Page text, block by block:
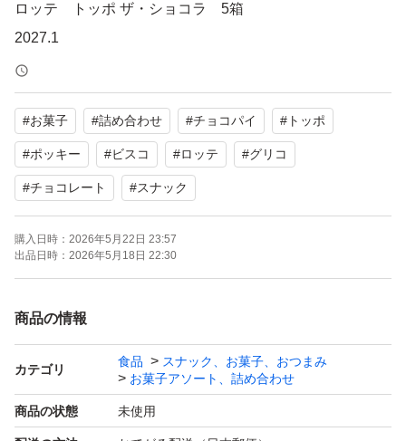
ロッテ トッポ ザ・ショコラ 5箱
2027.1
グリコ ビスコ 5枚入×20個
2027.3
ロッテ チョコパイ 小さなチョコパイ 8個入 ×4袋
2026.8
#お菓子 #詰め合わせ #チョコパイ # トッポ
#ポッキー #ビスコ #ロッテ #グリコ
#チョコレート #スナック
購入日時： 2026年5月22日 23:57
出品日時： 2026年5月18日 22:30
商品の情報
カテゴリ
食品
スナック、お菓子、おつまみ
お菓子アソート、詰め合わせ
商品の状態 未使用